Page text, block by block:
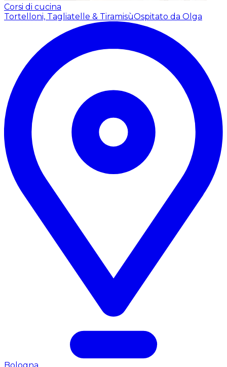
Corsi di cucina
Tortelloni, Tagliatelle & TiramisùOspitato da Olga